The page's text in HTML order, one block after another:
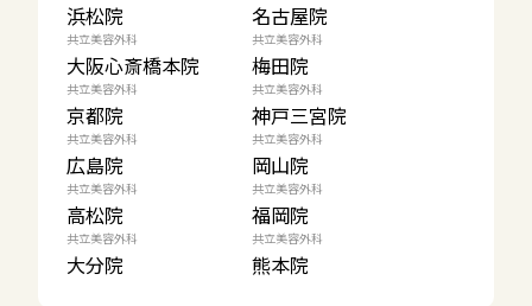
浜松院 名古屋院
共立美容外科
大阪心斎橋本院
共立美容外科
梅田院
共立美容外科
京都院
共立美容外科
神戸三宮院
共立美容外科
広島院
共立美容外科
岡山院
共立美容外科
高松院
共立美容外科
福岡院
共立美容外科
大分院
共立美容外科
熊本院